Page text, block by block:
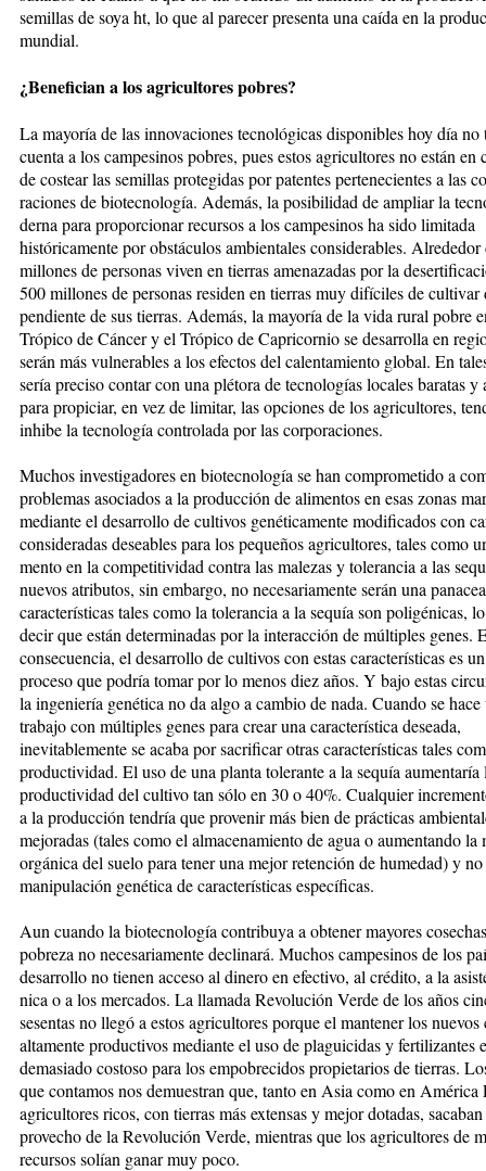
semillas de so­ya ht, lo que al parecer pre­sen­ta una caí­da en la
mundial.
¿Benefician a los agricultores pobres?
La mayoría de las innovaciones tec­no­lógicas disponibles hoy día no
cuenta a los campesinos pobres, pues estos agricultores no están en
de costear las semillas pro­te­gidas por patentes pertenecientes a las
raciones de biotecnología. Ade­más, la posibilidad de ampliar la
der­na para proporcionar recursos a los campe­si­nos ha sido limitada
históricamente por obstáculos ambientales conside­ra­bles. Alrede­dor
millones de per­sonas viven en tierras amenazadas por la
500 mi­llo­nes de personas residen en tierras muy di­fíciles de cultivar
pen­­dien­te de sus tierras. Además, la mayoría de la vida rural pobre
Trópico de Cáncer y el Trópico de Capricornio se desa­rro­lla en
serán más vul­ne­rables a los efectos del calenta­mien­to glo­bal. En
sería preciso con­tar con una plé­tora de tecnologías lo­ca­les baratas y
para propiciar, en vez de li­mitar, las opciones de los agri­­cul­to­res,
inhi­­be la tec­­no­logía con­trolada por las cor­pora­ciones.
Muchos investigadores en biotecnología se han comprometido a
problemas asociados a la pro­duc­ción de alimentos en esas zonas
mediante el desarrollo de cul­tivos genéticamente modificados con
consi­deradas de­sea­bles para los pequeños agricultores, tales como
mento en la com­petitividad contra las ma­le­zas y tolerancia a las
nuevos atributos, sin embargo, no necesaria­men­te serán una
ca­­racterísticas tales como la tolerancia a la sequía son poligénicas,
decir que están de­ter­mi­nadas por la interacción de múl­ti­ples genes.
consecuencia, el de­sarrollo de cultivos con estas carac­terísticas es
proceso que podría tomar por lo menos diez años. Y bajo estas
la ingeniería genética no da algo a cambio de nada. Cuando se
trabajo con múltiples ge­nes para crear una característica de­seada,
inevitablemente se acaba por sa­crificar otras características tales
productividad. El uso de una plan­­ta tolerante a la sequía aumentaría
productividad del cultivo tan só­lo en 30 o 40%. Cualquier
a la producción tendría que provenir más bien de prácticas
mejoradas (tales como el almacenamiento de agua o aumen­tan­do la
orgánica del suelo pa­ra tener una mejor retención de hu­me­dad) y
manipulación gené­tica de características específicas.
Aun cuando la biotecnología con­tri­buya a obtener mayores
pobreza no necesariamente decli­na­rá. Muchos campesinos de los
desarrollo no tienen acceso al di­ne­ro en efectivo, al crédito, a la
nica o a los mercados. La lla­ma­da Re­volución Verde de los años
sesentas no llegó a estos agricul­tores porque el mantener los
alta­men­te pro­duc­tivos me­diante el uso de plaguicidas y fertili­zan­tes
demasiado costoso para los empobrecidos propietarios de tierras.
que contamos nos demuestran que, tanto en Asia co­mo en América
agricultores ricos, con tierras más extensas y me­jor dotadas,
provecho de la Revolución Verde, mientras que los agri­cultores de
recursos so­lían ganar muy poco.